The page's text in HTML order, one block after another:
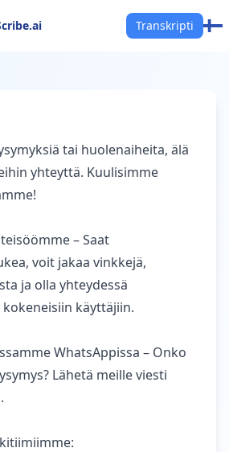
Transkripti
tai huolenaiheita, älä
yhteyttä. Kuulisimme
– Saat
voit jakaa vinkkejä,
ja olla yhteydessä
käyttäjiin.
WhatsAppissa – Onko
Lähetä meille viesti